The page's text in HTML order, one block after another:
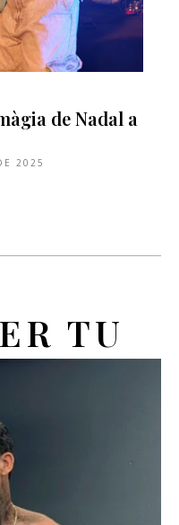
de Nadal a
2025
TU